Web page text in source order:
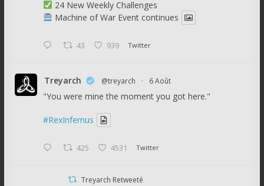
24 New Weekly Challenges
Machine of War Event continues
43 939 Twitter
Treyarch @treyarch · 6 Août
"You were mine the moment you got here."
#RexInfernus
425 4531 Twitter
Treyarch Retweeté